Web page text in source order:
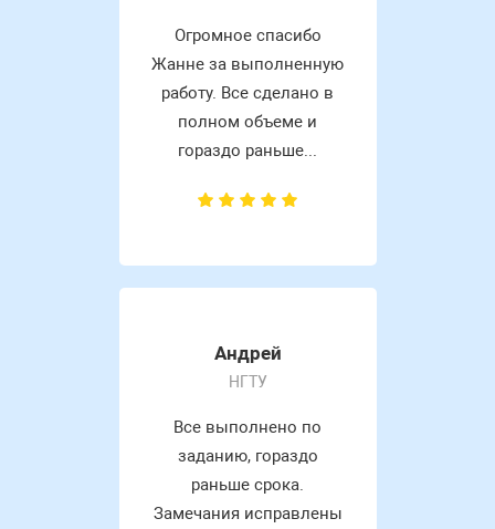
Огромное спасибо
Жанне за выполненную
работу. Все сделано в
полном объеме и
гораздо раньше...
Андрей
НГТУ
Все выполнено по
заданию, гораздо
раньше срока.
Замечания исправлены